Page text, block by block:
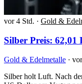
vor 4 Std. · Gold &
Silber Preis: 62,01
Gold & Edelmetalle ·
Silber holt Luft. Nach